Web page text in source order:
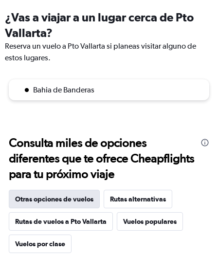
¿Vas a viajar a un lugar cerca de Pto
Vallarta?
Reserva un vuelo a Pto Vallarta si planeas visitar alguno de
estos lugares.
Bahia de Banderas
Consulta miles de opciones
diferentes que te ofrece Cheapflights
para tu próximo viaje
Otras opciones de vuelos Rutas alternativas
Rutas de vuelos a Pto Vallarta Vuelos populares
Vuelos por clase